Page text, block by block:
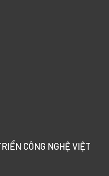
CÔNG NGHỆ VIỆT